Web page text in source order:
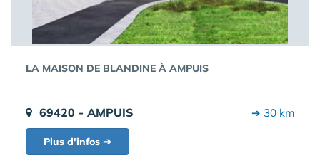
LA MAISON DE BLANDINE À AMPUIS
69420 - AMPUIS ➔ 30 km
Plus d'infos ➔